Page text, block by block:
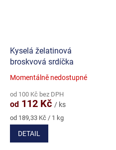
Kyselá želatinová
broskvová srdíčka
Průměrné
produktu
je
5,0
z
hvězdiček.
Momentálně nedostupné
od 100 Kč bez DPH
od 112 Kč / ks
Měrná
cena:
od 189,33 Kč / 1 kg
DETAIL